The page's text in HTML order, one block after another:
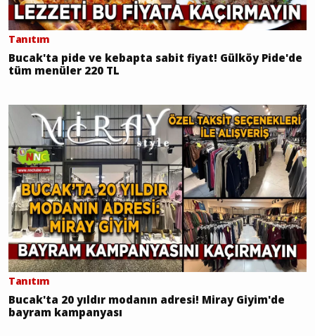
Tanıtım
Bucak'ta pide ve kebapta sabit fiyat! Gülköy Pide'de
tüm menüler 220 TL
Tanıtım
Bucak'ta 20 yıldır modanın adresi! Miray Giyim'de
bayram kampanyası